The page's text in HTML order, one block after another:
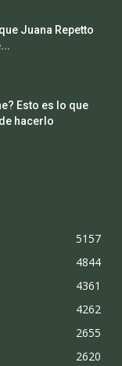
Juana Repetto
Esto es lo que
hacerlo
5157
4844
4361
4262
2655
2620